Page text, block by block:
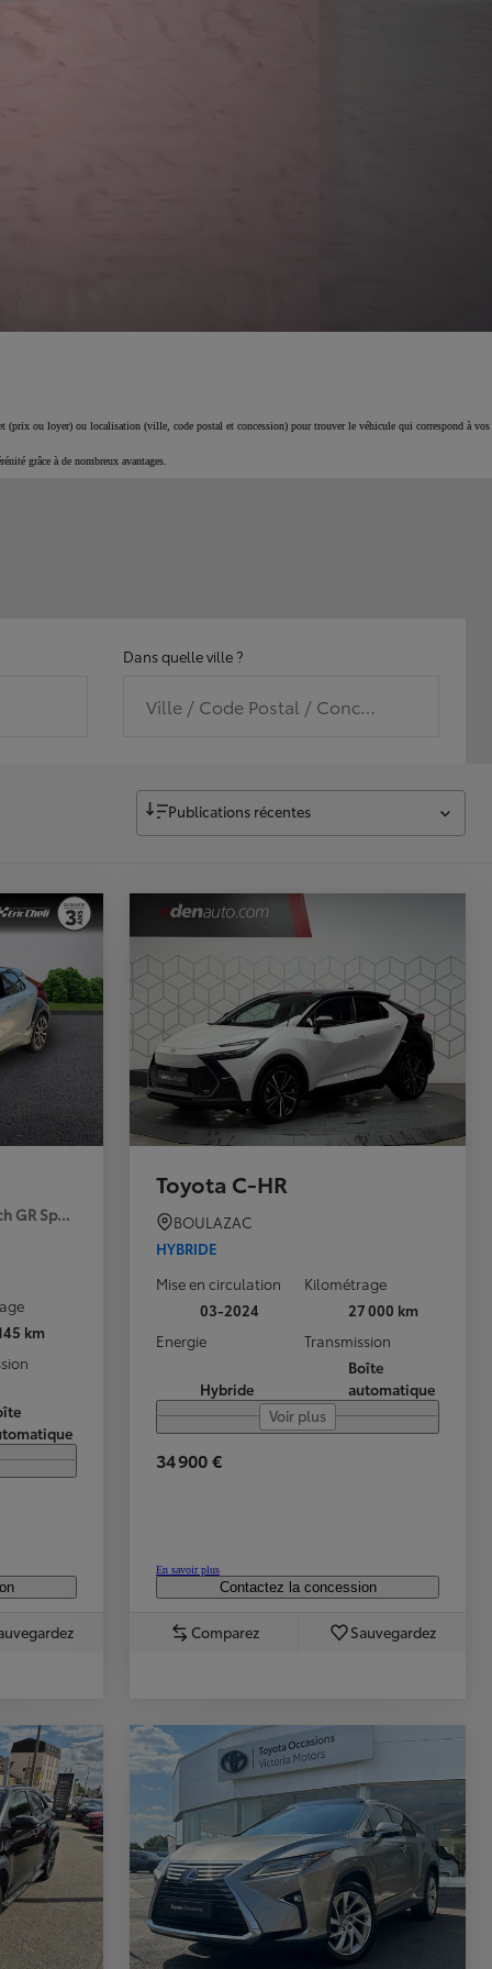
(prix ou loyer) ou localisation (ville, code postal et concession) pour trouver le véhicule qui correspond à vos
grâce à de nombreux avantages.
Dans quelle ville ?
Ville / Code Postal / Concession
Publications récentes
GR Sport Premiere MY25
km
Toyota C-HR
BOULAZAC
HYBRIDE
Mise en circulation
03-2024
Kilométrage
27 000 km
Energie
Hybride
Transmission
Boîte
automatique
Voir plus
34 900 €
En savoir plus
Contactez la concession
Comparez Sauvegardez